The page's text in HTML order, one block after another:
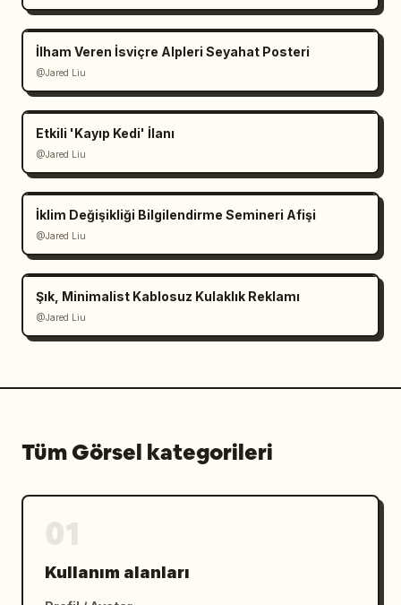
İlham Veren İsviçre Alpleri Seyahat Posteri
@Jared Liu
Etkili 'Kayıp Kedi' İlanı
@Jared Liu
İklim Değişikliği Bilgilendirme Semineri Afişi
@Jared Liu
Şık, Minimalist Kablosuz Kulaklık Reklamı
@Jared Liu
Tüm Görsel kategorileri
Kullanım alanları